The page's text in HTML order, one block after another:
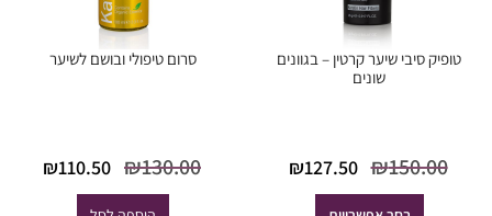
טופיק סיבי שיער קרטין – בגוונים
שונים
₪150.00
המחיר
היה:
₪127.50
סרום טיפולי ובושם לשיער
₪130.00
המחיר
היה:
₪110.50